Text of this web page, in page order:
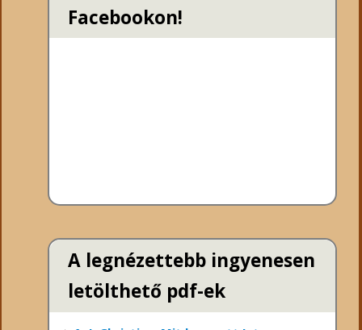
Facebookon!
A legnézettebb ingyenesen
letölthető pdf-ek